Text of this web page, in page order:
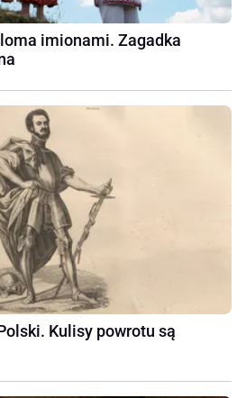
imionami. Zagadka
Kulisy powrotu są